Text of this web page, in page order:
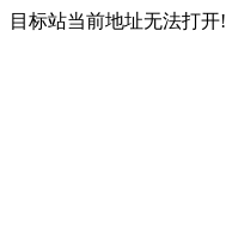
目标站当前地址无法打开!